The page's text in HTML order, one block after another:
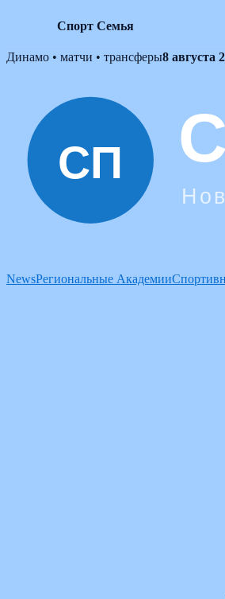
Спорт Семья
Skip
Динамо • матчи • трансферы8 августа
NewsРегиональные Академии